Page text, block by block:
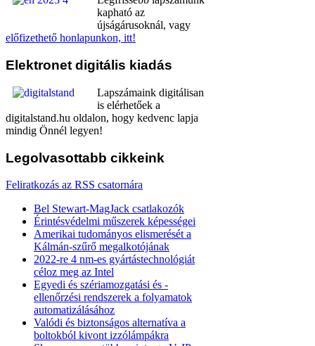
kapható az
újságárusoknál, vagy
előfizethető honlapunkon, itt!
Elektronet digitális kiadás
Lapszámaink digitálisan
is elérhetőek a
digitalstand.hu oldalon, hogy kedvenc lapja
mindig Önnél legyen!
Legolvasottabb cikkeink
Feliratkozás az RSS csatornára
Bel Stewart-MagJack csatlakozók
Érintésvédelmi műszerek képességei
Amerikai tudományos elismerését a
Kálmán-szűrő megalkotójának
2022-re 4 nm-es gyártástechnológiát
céloz meg az Intel
Egyedi és szériamozgatási és -
ellenőrzési rendszerek a folyamatok
automatizálásához
Valódi és biztonságos alternatíva a
boltokból kivont izzólámpákra